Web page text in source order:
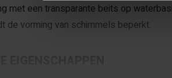
met een transparante beits op
de vorming van schimmels beperkt.